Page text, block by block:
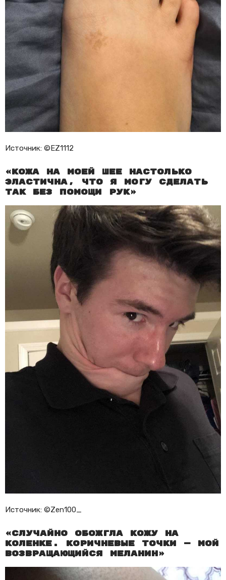
Источник: ©EZ1112
«Кожа на моей шее настолько
эластична, что я могу сделать
так без помощи рук»
Источник: ©Zen100_
«Случайно обожгла кожу на
коленке. Коричневые точки — мой
возвращающийся меланин»